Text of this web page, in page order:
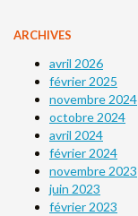
ARCHIVES
avril 2026
février 2025
novembre 2024
octobre 2024
avril 2024
février 2024
novembre 2023
juin 2023
février 2023